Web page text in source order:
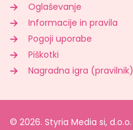
Oglaševanje
Informacije in pravila
Pogoji uporabe
Piškotki
Nagradna igra (pravilnik)
© 2026. Styria Media si, d.o.o.